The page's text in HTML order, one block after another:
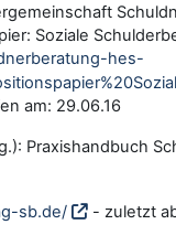
Soziale
hes-
am: 29.06.16
Praxishandbuch
sb.de/
- zuletzt